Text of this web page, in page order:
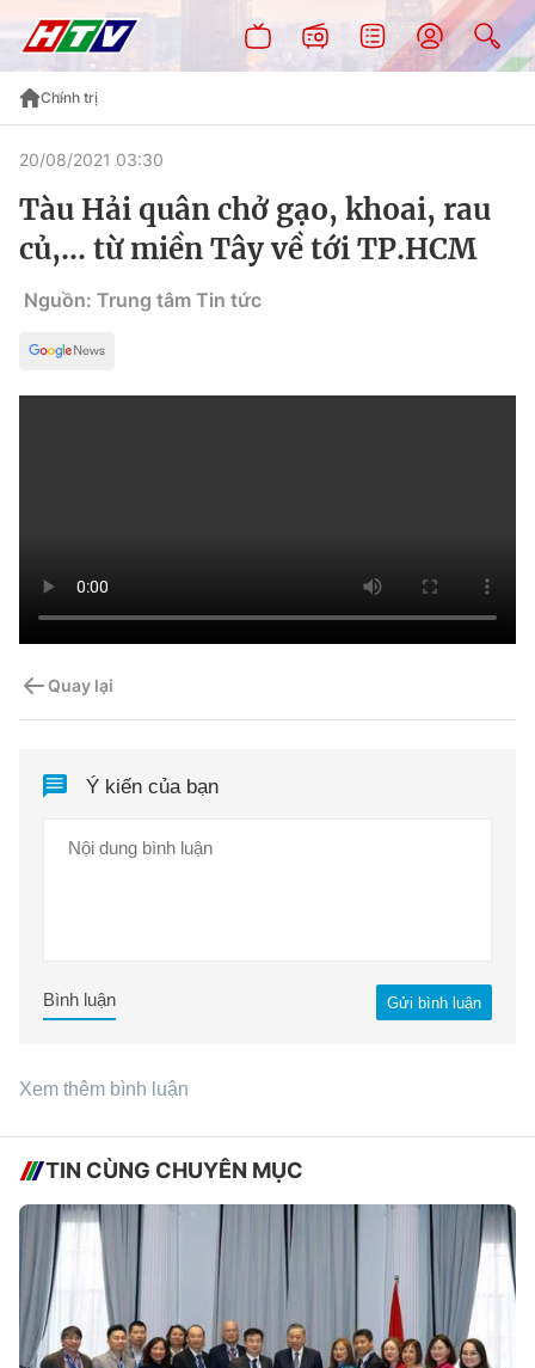
Chính trị
20/08/2021 03:30
Tàu Hải quân chở gạo, khoai, rau
củ,... từ miền Tây về tới TP.HCM
Nguồn: Trung tâm Tin tức
Quay lại
Ý kiến của bạn
Gửi bình luận
Bình luận
Xem thêm bình luận
TIN CÙNG CHUYÊN MỤC